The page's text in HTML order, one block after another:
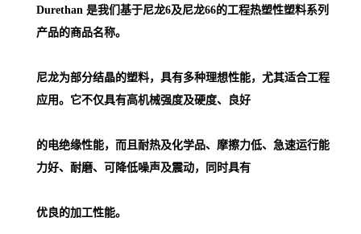
Durethan 是我们基于尼龙6及尼龙66的工程热塑性塑料系列
产品的商品名称。
尼龙为部分结晶的塑料，具有多种理想性能，尤其适合工程
应用。它不仅具有高机械强度及硬度、良好
的电绝缘性能，而且耐热及化学品、摩擦力低、急速运行能
力好、耐磨、可降低噪声及震动，同时具有
优良的加工性能。